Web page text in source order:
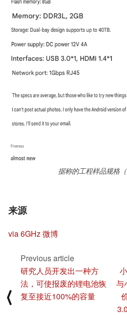
据称的工程样品规格（
来源
via 6GHz 微博
⟨
Previous article
研究人员开发出一种方
法，可使报废的锂电池恢
复至接近100%的容量
与